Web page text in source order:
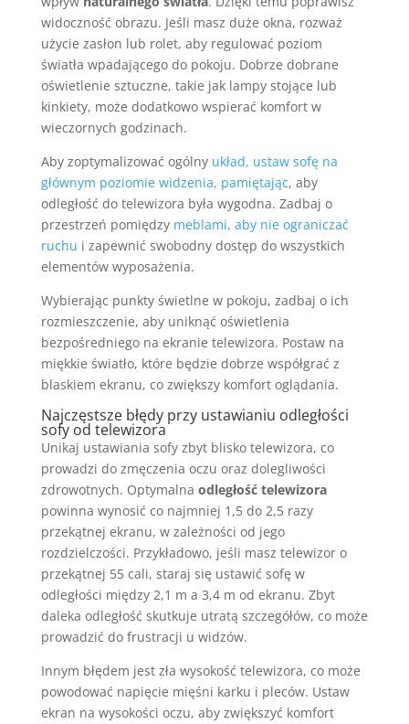
widoczność obrazu. Jeśli masz duże okna, rozważ
użycie zasłon lub rolet, aby regulować poziom
światła wpadającego do pokoju. Dobrze dobrane
oświetlenie sztuczne, takie jak lampy stojące lub
kinkiety, może dodatkowo wspierać komfort w
wieczornych godzinach.
Aby zoptymalizować ogólny układ, ustaw sofę na
głównym poziomie widzenia, pamiętając, aby
odległość do telewizora była wygodna. Zadbaj o
przestrzeń pomiędzy meblami, aby nie ograniczać
ruchu i zapewnić swobodny dostęp do wszystkich
elementów wyposażenia.
Wybierając punkty świetlne w pokoju, zadbaj o ich
rozmieszczenie, aby uniknąć oświetlenia
bezpośredniego na ekranie telewizora. Postaw na
miękkie światło, które będzie dobrze współgrać z
blaskiem ekranu, co zwiększy komfort oglądania.
Najczęstsze błędy przy ustawianiu odległości
sofy od telewizora
Unikaj ustawiania sofy zbyt blisko telewizora, co
prowadzi do zmęczenia oczu oraz dolegliwości
zdrowotnych. Optymalna odległość telewizora
powinna wynosić co najmniej 1,5 do 2,5 razy
przekątnej ekranu, w zależności od jego
rozdzielczości. Przykładowo, jeśli masz telewizor o
przekątnej 55 cali, staraj się ustawić sofę w
odległości między 2,1 m a 3,4 m od ekranu. Zbyt
daleka odległość skutkuje utratą szczegółów, co może
prowadzić do frustracji u widzów.
Innym błędem jest zła wysokość telewizora, co może
powodować napięcie mięśni karku i pleców. Ustaw
ekran na wysokości oczu, aby zwiększyć komfort